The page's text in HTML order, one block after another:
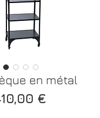
en métal
€Prix